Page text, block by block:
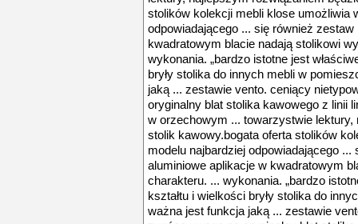
stolików kolekcji mebli klose umożliwia
odpowiadającego ... się również
kwadratowym blacie nadają stolikowi
wykonania. „bardzo istotne jest
bryły stolika do innych mebli w
jaką ... zestawie vento. ceniący
oryginalny blat stolika kawowego z linii
w orzechowym ... towarzystwie
stolik kawowy.bogata oferta stolików
modelu najbardziej odpowiadającego
aluminiowe aplikacje w kwadratowym
charakteru. ... wykonania. „bardzo
kształtu i wielkości bryły stolika do
ważna jest funkcja jaką ... zestawie